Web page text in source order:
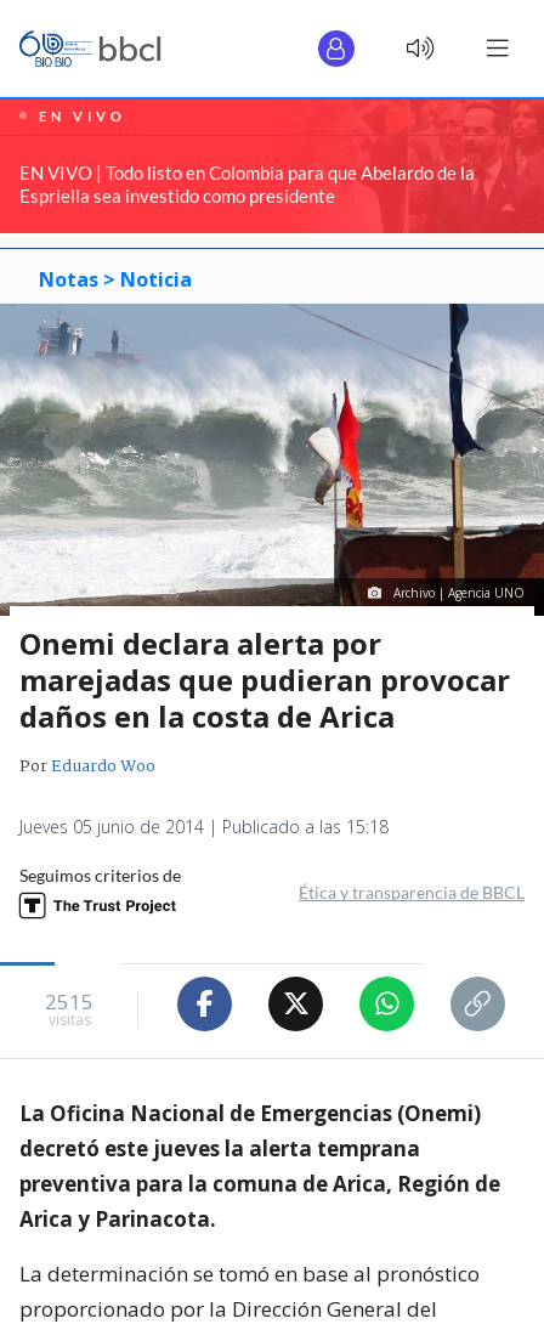
EN VIVO
EN VIVO | Todo listo en Colombia para que Abelardo de la
Espriella sea investido como presidente
Notas > Noticia
Archivo | Agencia UNO
Onemi declara alerta por
marejadas que pudieran provocar
daños en la costa de Arica
PorEduardo Woo
Jueves 05 junio de 2014 | Publicado a las 15:18
Seguimos criterios de
Ética y transparencia de BBCL
2515
visitas
La Oficina Nacional de Emergencias (Onemi)
decretó este jueves la alerta temprana
preventiva para la comuna de Arica, Región de
Arica y Parinacota.
La determinación se tomó en base al pronóstico
proporcionado por la Dirección General del